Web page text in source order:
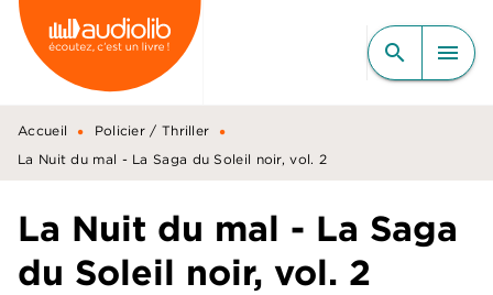
MENU RECHERCHE
CONTENU
PIED DE PAGE
search menu
Accueil • Policier / Thriller •
La Nuit du mal - La Saga du Soleil noir, vol. 2
La Nuit du mal - La Saga
du Soleil noir, vol. 2